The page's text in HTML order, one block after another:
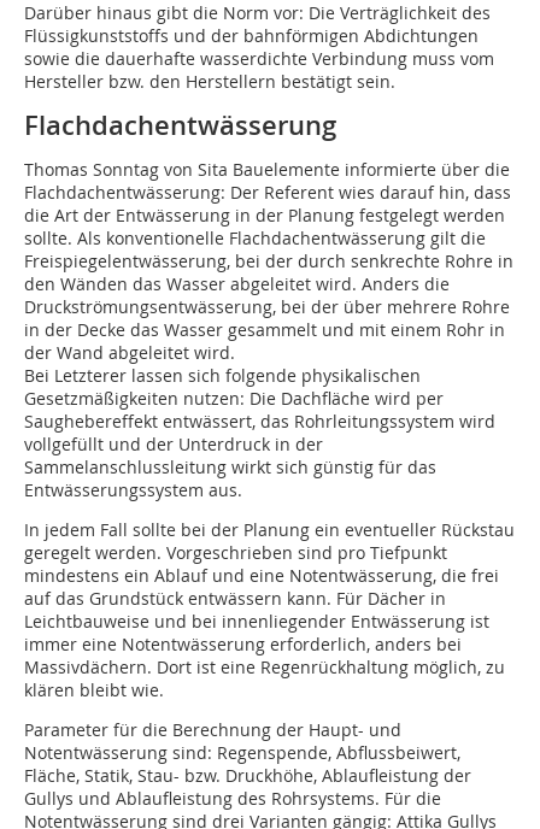
Darüber hinaus gibt die Norm vor: Die Verträglichkeit des
Flüssigkunststoffs und der bahnförmigen Abdichtungen
sowie die dauerhafte wasserdichte Verbindung muss vom
Hersteller bzw. den Herstellern bestätigt sein.
Flachdachentwässerung
Thomas Sonntag von Sita Bauelemente informierte über die
Flachdachentwässerung: Der Referent wies darauf hin, dass
die Art der Entwässerung in der Planung festgelegt werden
sollte. Als konventionelle Flachdachentwässerung gilt die
Freispiegelentwässerung, bei der durch senkrechte Rohre in
den Wänden das Wasser abgeleitet wird. Anders die
Druckströmungsentwässerung, bei der über mehrere Rohre
in der Decke das Wasser gesammelt und mit einem Rohr in
der Wand abgeleitet wird.
Bei Letzterer lassen sich folgende physikalischen
Gesetzmäßigkeiten nutzen: Die Dachfläche wird per
Saughebereffekt entwässert, das Rohrleitungssystem wird
vollgefüllt und der Unterdruck in der
Sammelanschlussleitung wirkt sich günstig für das
Entwässerungssystem aus.
In jedem Fall sollte bei der Planung ein eventueller Rückstau
geregelt werden. Vorgeschrieben sind pro Tiefpunkt
mindestens ein Ablauf und eine Notentwässerung, die frei
auf das Grundstück entwässern kann. Für Dächer in
Leichtbauweise und bei innenliegender Entwässerung ist
immer eine Notentwässerung erforderlich, anders bei
Massivdächern. Dort ist eine Regenrückhaltung möglich, zu
klären bleibt wie.
Parameter für die Berechnung der Haupt- und
Notentwässerung sind: Regenspende, Abflussbeiwert,
Fläche, Statik, Stau- bzw. Druckhöhe, Ablaufleistung der
Gullys und Ablaufleistung des Rohrsystems. Für die
Notentwässerung sind drei Varianten gängig: Attika Gullys